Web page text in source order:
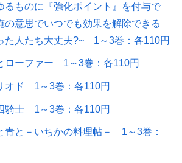
るものに『強化ポイント』を付与で
の意思でいつでも効果を解除できる
た人たち大丈夫?~ 1～3巻：各110円
ローファー 1～3巻：各110円
オド 1～3巻：各110円
騎士 1～3巻：各110円
青と－いちかの料理帖－ 1～3巻：